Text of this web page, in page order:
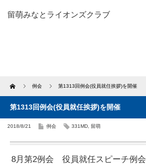
留萌みなとライオンズクラブ
Home 例会 第1313回例会(役員就任挨拶)を開催
第1313回例会(役員就任挨拶)を開催
2018/8/21 例会 331MD 留萌
8月第2例会 役員就任スピーチ例会